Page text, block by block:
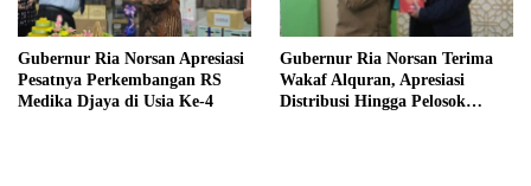
Gubernur Ria Norsan Apresiasi
Pesatnya Perkembangan RS
Medika Djaya di Usia Ke-4
Gubernur Ria Norsan Terima
Wakaf Alquran, Apresiasi
Distribusi Hingga Pelosok